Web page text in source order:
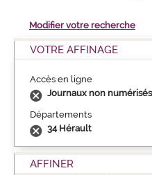
Modifier votre recherche
VOTRE AFFINAGE
Accès en ligne
Journaux non numérisés
Départements
34 Hérault
AFFINER